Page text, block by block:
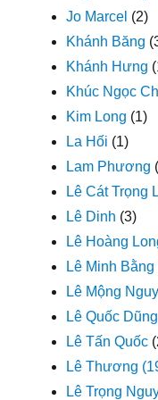
Jo Marcel (2)
Khánh Băng
Khánh Hưng
Khúc Ngọc
Kim Long (1)
La Hối (1)
Lam Phương
Lê Cát Trọng
Lê Dinh (3)
Lê Hoàng
Lê Minh Bằng
Lê Mộng
Lê Quốc
Lê Tấn Quốc
Lê Thương
Lê Trọng